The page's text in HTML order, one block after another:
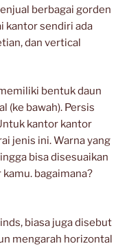
berbagai gorden
kantor sendiri ada
dan vertical
bentuk daun
(ke bawah). Persis
kantor kantor
jenis ini. Warna yang
bisa disesuaikan
bagaimana?
biasa juga disebut
mengarah horizontal